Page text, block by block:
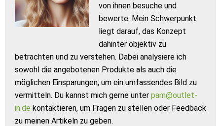
von ihnen besuche und
bewerte. Mein Schwerpunkt
liegt darauf, das Konzept
dahinter objektiv zu
betrachten und zu verstehen. Dabei analysiere ich
sowohl die angebotenen Produkte als auch die
möglichen Einsparungen, um ein umfassendes Bild zu
vermitteln. Du kannst mich gerne unter pam@outlet-
in.de kontaktieren, um Fragen zu stellen oder Feedback
zu meinen Artikeln zu geben.